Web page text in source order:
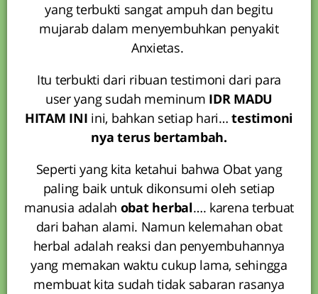
yang terbukti sangat ampuh dan begitu
mujarab dalam menyembuhkan penyakit
Anxietas.
Itu terbukti dari ribuan testimoni dari para
user yang sudah meminum IDR MADU
HITAM INI ini, bahkan setiap hari…testimoni
nya terus bertambah.
Seperti yang kita ketahui bahwa Obat yang
paling baik untuk dikonsumi oleh setiap
manusia adalah obat herbal…. karena terbuat
dari bahan alami. Namun kelemahan obat
herbal adalah reaksi dan penyembuhannya
yang memakan waktu cukup lama, sehingga
membuat kita sudah tidak sabaran rasanya